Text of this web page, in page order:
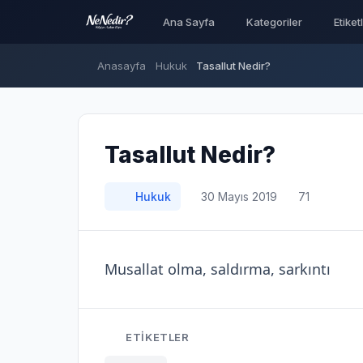
Ana Sayfa Kategoriler
Anasayfa Hukuk Tasallut Nedir?
Tasallut Nedir?
Hukuk 30 Mayıs 2019 71
Musallat olma, saldırma, sarkıntı
ETIKETLER